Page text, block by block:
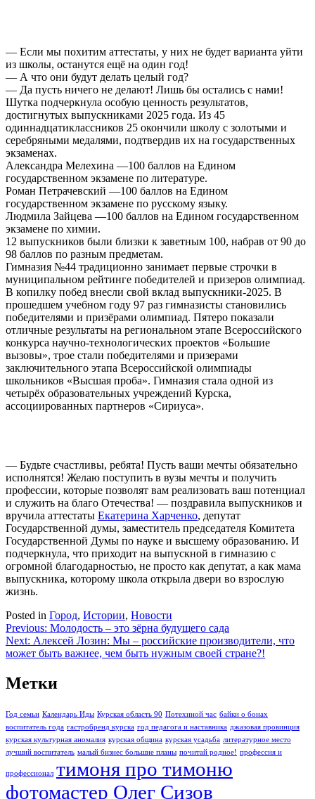
— Если мы похитим аттестаты, у них не будет варианта уйти
из школы, останутся ещё на один год!
— А что они будут делать целый год?
— Да пусть ничего не делают! Лишь бы остались с нами!
Шутка подчеркнула особую ценность результатов,
достигнутых выпускниками 2025 года. Из 45
одиннадцатиклассников 25 окончили школу с золотыми и
серебряными медалями, подтвердив их на государственных
экзаменах.
Александра Мелехина —100 баллов на Едином
государственном экзамене по литературе.
Роман Петрачевский —100 баллов на Едином
государственном экзамене по русскому языку.
Людмила Зайцева —100 баллов на Едином государственном
экзамене по химии.
12 выпускников были близки к заветным 100, набрав от 90 до
98 баллов по разным предметам.
Гимназия №44 традиционно занимает первые строчки в
муниципальном рейтинге победителей и призеров олимпиад.
В копилку побед внесли свой вклад выпускники-2025. В
прошедшем учебном году 97 раз гимназисты становились
победителями и призёрами олимпиад. Пятеро показали
отличные результаты на региональном этапе Всероссийского
конкурса научно-технологических проектов «Большие
вызовы», трое стали победителями и призерами
заключительного этапа Всероссийской олимпиады
школьников «Высшая проба». Гимназия стала одной из
четырёх образовательных учреждений Курска,
ассоциированных партнеров «Сириуса».
— Будьте счастливы, ребята! Пусть ваши мечты обязательно
исполнятся! Желаю поступить в вузы мечты и получить
профессии, которые позволят вам реализовать ваш потенциал
и служить на благо Отечества! — поздравила выпускников и
вручила аттестаты Екатерина Харченко, депутат
Государственной думы, заместитель председателя Комитета
Государственной Думы по науке и высшему образованию. И
подчеркнула, что приходит на выпускной в гимназию с
огромной благодарностью, не просто как депутат, а как мама
выпускника, которому школа открыла двери во взрослую
жизнь.
Posted in Город, Истории, Новости
Навигация
по
Previous: Молодость – это зёрна будущего сада
Next: Алексей Лозин: Мы – российские производители, что
может быть важнее, чем быть нужным своей стране?!
Метки
Год семьи Календарь Иды Курская область 90 Потехиной час байки о бонах
воспитатель года гастробренд курска год педагога и наставника джазовая провинция
курская культурная аномалия курская община курская усадьба литературное место
лучший воспитатель малый бизнес большие планы почитай родное! профессия и
профессионал тимоня про тимоню
фотомастер Олег Сизов